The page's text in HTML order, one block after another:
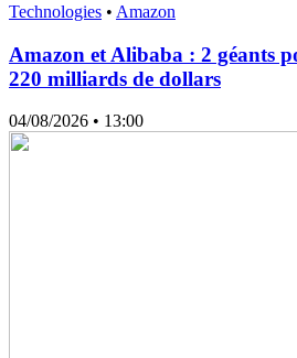
Technologies • Amazon
Amazon et Alibaba : 2 géants
220 milliards de dollars
04/08/2026 • 13:00